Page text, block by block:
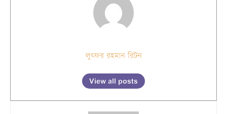
লুৎফর রহমান রিটন
View all posts